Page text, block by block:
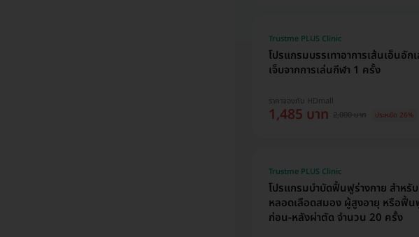
โปรแกรมบรรเทาอาการเส้นเอ็นอัก
เจ็บจากการเล่นกีฬา 1 ครั้ง
Trustme PLUS Clinic
ราคาจองกับ HDmall
1,485 บาท 2,000 บาท ประหยัด 26%
โปรแกรมบำบัดฟื้นฟูร่างกาย สำหรั
หลอดเลือดสมอง ผู้สูงอายุ หรือฟื้น
ก่อน-หลังผ่าตัด จำนวน 20 ครั้ง
Trustme PLUS Clinic